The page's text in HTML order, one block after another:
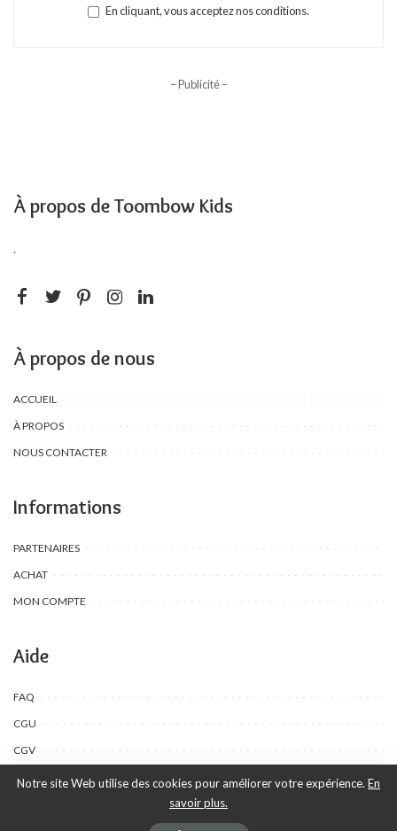
En cliquant, vous acceptez nos conditions.
– Publicité –
À propos de Toombow Kids
.
À propos de nous
ACCUEIL
À PROPOS
NOUS CONTACTER
Informations
PARTENAIRES
ACHAT
MON COMPTE
Aide
FAQ
CGU
CGV
©Toombow Kids, 2022 - 2024 - Tous droits réservés | Créé par Ewing
Notre site Web utilise des cookies pour améliorer votre expérience. En
savoir plus.